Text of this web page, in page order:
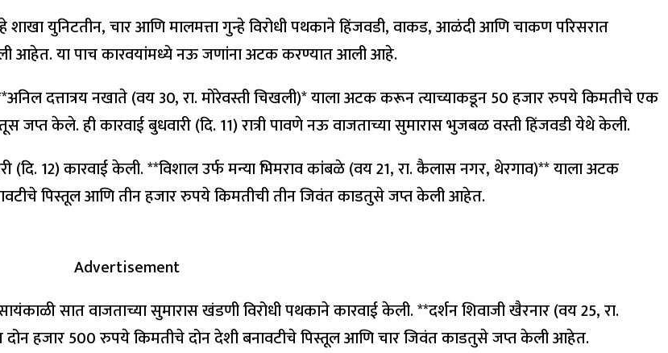
शाखा युनिटतीन, चार आणि मालमत्ता गुन्हे विरोधी पथकाने हिंजवडी, वाकड, आळंदी आणि चाकण परिसरात
आहेत. या पाच कारवयांमध्ये नऊ जणांना अटक करण्यात आली आहे.
दत्तात्रय नखाते (वय 30, रा. मोरेवस्ती चिखली)* याला अटक करून त्याच्याकडून 50 हजार रुपये किमतीचे एक
केले. ही कारवाई बुधवारी (दि. 11) रात्री पावणे नऊ वाजताच्या सुमारास भुजबळ वस्ती हिंजवडी येथे केली.
(दि. 12) कारवाई केली. **विशाल उर्फ मन्या भिमराव कांबळे (वय 21, रा. कैलास नगर, थेरगाव)** याला अटक
पिस्तूल आणि तीन हजार रुपये किमतीची तीन जिवंत काडतुसे जप्त केली आहेत.
Advertisement
सात वाजताच्या सुमारास खंडणी विरोधी पथकाने कारवाई केली. **दर्शन शिवाजी खैरनार (वय 25, रा.
हजार 500 रुपये किमतीचे दोन देशी बनावटीचे पिस्तूल आणि चार जिवंत काडतुसे जप्त केली आहेत.